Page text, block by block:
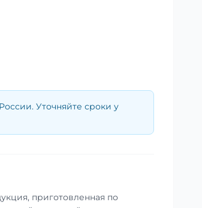
Уточняйте сроки у
приготовленная по